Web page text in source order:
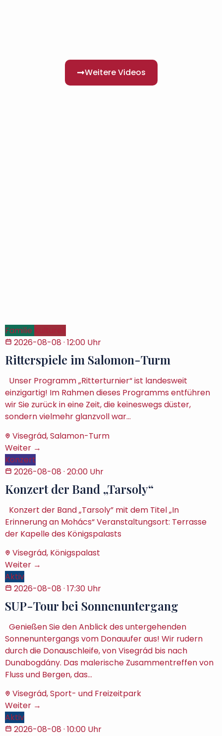
Weitere Videos
Familie
2026-08-08 · 12:00 Uhr
Ritterspiele im Salomon-Turm
Unser Programm „Ritterturnier“ ist landesweit
einzigartig! Im Rahmen dieses Programms entführen
wir Sie zurück in eine Zeit, die keineswegs düster,
sondern vielmehr glanzvoll war…
Visegrád, Salamon-Turm
Weiter →
Konzert
2026-08-08 · 20:00 Uhr
Konzert der Band „Tarsoly“
Konzert der Band „Tarsoly” mit dem Titel „In
Erinnerung an Mohács“ Veranstaltungsort: Terrasse
der Kapelle des Königspalasts
Visegrád, Königspalast
Weiter →
Aktiv
2026-08-08 · 17:30 Uhr
SUP-Tour bei Sonnenuntergang
Genießen Sie den Anblick des untergehenden
Sonnenuntergangs vom Donauufer aus! Wir rudern
durch die Donauschleife, von Visegrád bis nach
Dunabogdány. Das malerische Zusammentreffen von
Fluss und Bergen, das…
Visegrád, Sport- und Freizeitpark
Weiter →
Aktiv
2026-08-08 · 10:00 Uhr